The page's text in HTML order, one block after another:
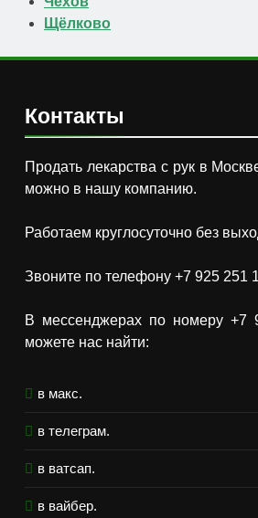
Щёлково
Контакты
Продать лекарства с рук в
можно в нашу компанию.
Работаем круглосуточно без
Звоните по телефону +7 925 251
В мессенджерах по номеру
можете нас найти:
в макс.
в телеграм.
в ватсап.
в вайбер.